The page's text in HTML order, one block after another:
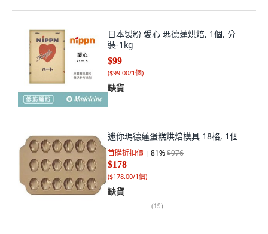
日本製粉 愛心 瑪德蓮烘焙, 1個, 分
裝-1kg
$99
($99.00/1個)
缺貨
迷你瑪德蓮蛋糕烘焙模具 18格, 1個
首購折扣價 81%$976
$178
($178.00/1個)
缺貨
(19)